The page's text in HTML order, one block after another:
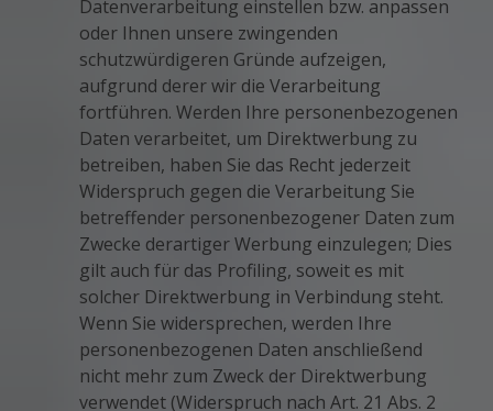
Datenverarbeitung einstellen bzw. anpassen
oder Ihnen unsere zwingenden
schutzwürdigeren Gründe aufzeigen,
aufgrund derer wir die Verarbeitung
fortführen. Werden Ihre personenbezogenen
Daten verarbeitet, um Direktwerbung zu
betreiben, haben Sie das Recht jederzeit
Widerspruch gegen die Verarbeitung Sie
betreffender personenbezogener Daten zum
Zwecke derartiger Werbung einzulegen; Dies
gilt auch für das Profiling, soweit es mit
solcher Direktwerbung in Verbindung steht.
Wenn Sie widersprechen, werden Ihre
personenbezogenen Daten anschließend
nicht mehr zum Zweck der Direktwerbung
verwendet (Widerspruch nach Art. 21 Abs. 2